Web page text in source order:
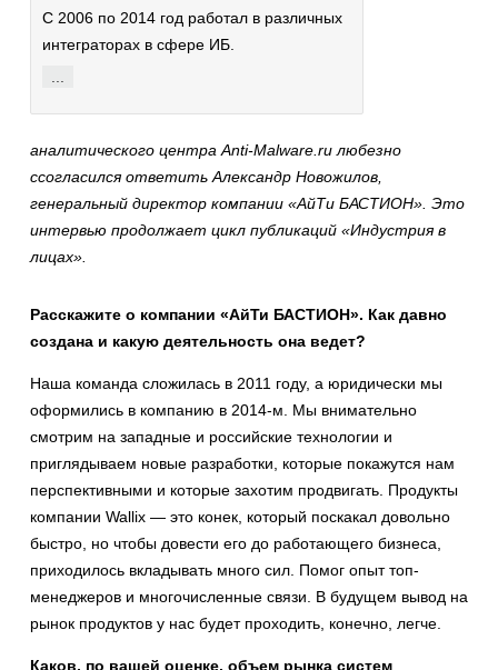
С 2006 по 2014 год работал в различных
интеграторах в сфере ИБ.
аналитического центра Anti-Malware ru любезно
ссогласился ответить Александр Новожилов,
генеральный директор компании «АйТи БАСТИОН». Это
интервью продолжает цикл публикаций «Индустрия в
лицах».
Расскажите о компании «АйТи БАСТИОН». Как давно
создана и какую деятельность она ведет?
Наша команда сложилась в 2011 году, а юридически мы
оформились в компанию в 2014-м. Мы внимательно
смотрим на западные и российские технологии и
приглядываем новые разработки, которые покажутся нам
перспективными и которые захотим продвигать. Продукты
компании Wallix — это конек, который поскакал довольно
быстро, но чтобы довести его до работающего бизнеса,
приходилось вкладывать много сил. Помог опыт топ-
менеджеров и многочисленные связи. В будущем вывод на
рынок продуктов у нас будет проходить, конечно, легче.
Каков, по вашей оценке, объем рынка систем